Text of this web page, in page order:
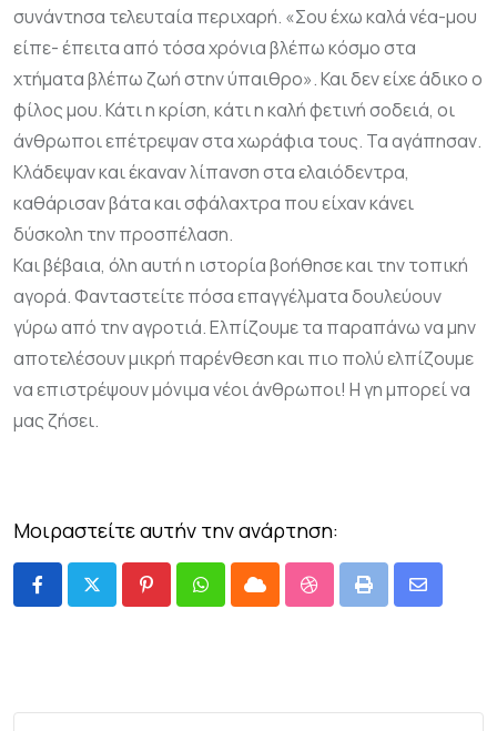
συνάντησα τελευταία περιχαρή. «Σου έχω καλά νέα-μου
είπε- έπειτα από τόσα χρόνια βλέπω κόσμο στα
χτήματα βλέπω ζωή στην ύπαιθρο». Και δεν είχε άδικο ο
φίλος μου. Κάτι η κρίση, κάτι η καλή φετινή σοδειά, οι
άνθρωποι επέτρεψαν στα χωράφια τους. Τα αγάπησαν.
Κλάδεψαν και έκαναν λίπανση στα ελαιόδεντρα,
καθάρισαν βάτα και σφάλαχτρα που είχαν κάνει
δύσκολη την προσπέλαση.
Και βέβαια, όλη αυτή η ιστορία βοήθησε και την τοπική
αγορά. Φανταστείτε πόσα επαγγέλματα δουλεύουν
γύρω από την αγροτιά. Ελπίζουμε τα παραπάνω να μην
αποτελέσουν μικρή παρένθεση και πιο πολύ ελπίζουμε
να επιστρέψουν μόνιμα νέοι άνθρωποι! Η γη μπορεί να
μας ζήσει.
Μοιραστείτε αυτήν την ανάρτηση: